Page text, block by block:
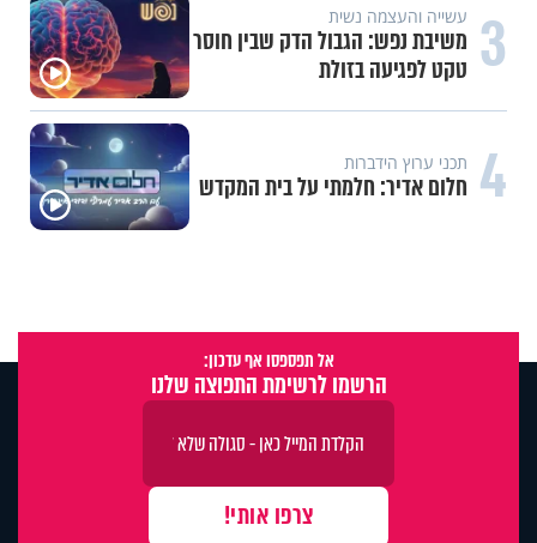
3 עשייה והעצמה נשית
משיבת נפש: הגבול הדק שבין חוסר
טקט לפגיעה בזולת
4 תכני ערוץ הידברות
חלום אדיר: חלמתי על בית המקדש
אל תפספסו אף עדכון:
הרשמו לרשימת התפוצה שלנו